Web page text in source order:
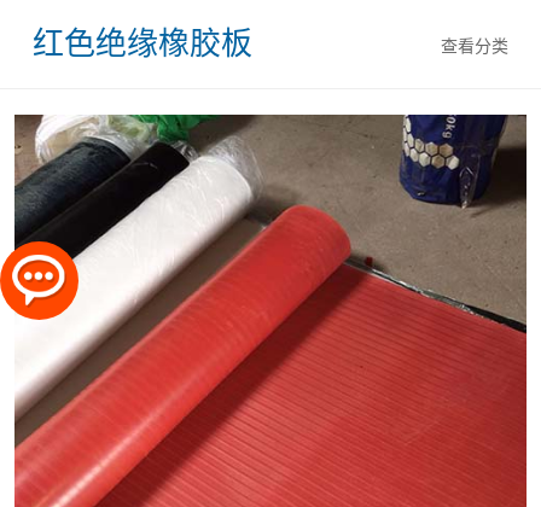
查看分类
红色绝缘橡胶板